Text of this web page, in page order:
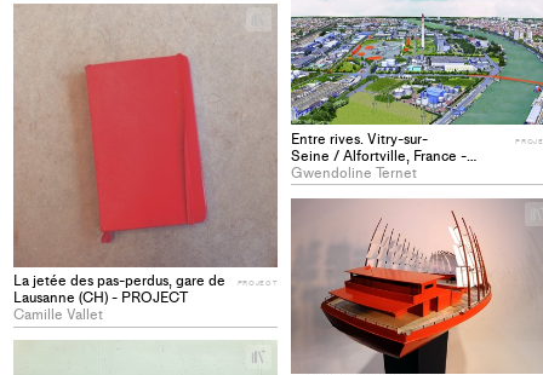
Entre rives. Vitry-sur-
Seine / Alfortville, France -
PROJECT
Gwendoline Ternet
La jetée des pas-perdus, gare de
Lausanne (CH) - PROJECT
Camille Vallet
PROJECT
Add
project
collections
+